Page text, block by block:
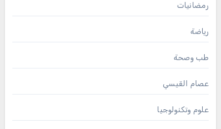
رمضانيات
رياضة
طب وصحة
عصام القيسي
علوم وتكنولوجيا